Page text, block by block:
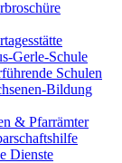
Gerle-Schule
Schulen
Bildung
& Pfarrämter
Dienste